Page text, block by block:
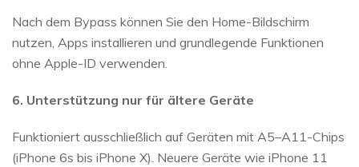
Nach dem Bypass können Sie den Home-Bildschirm
nutzen, Apps installieren und grundlegende Funktionen
ohne Apple-ID verwenden.
6. Unterstützung nur für ältere Geräte
Funktioniert ausschließlich auf Geräten mit A5–A11-Chips
(iPhone 6s bis iPhone X). Neuere Geräte wie iPhone 11